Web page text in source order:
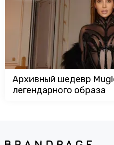
Архивный шедевр
легендарного образа